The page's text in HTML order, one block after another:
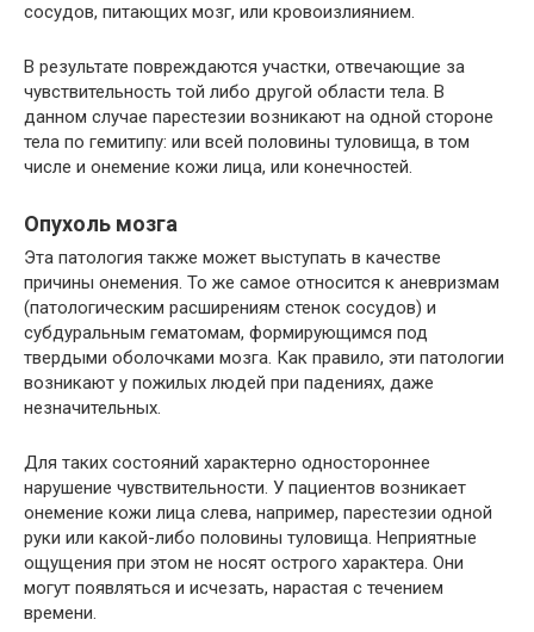
сосудов, питающих мозг, или кровоизлиянием.
В результате повреждаются участки, отвечающие за
чувствительность той либо другой области тела. В
данном случае парестезии возникают на одной стороне
тела по гемитипу: или всей половины туловища, в том
числе и онемение кожи лица, или конечностей.
Опухоль мозга
Эта патология также может выступать в качестве
причины онемения. То же самое относится к аневризмам
(патологическим расширениям стенок сосудов) и
субдуральным гематомам, формирующимся под
твердыми оболочками мозга. Как правило, эти патологии
возникают у пожилых людей при падениях, даже
незначительных.
Для таких состояний характерно одностороннее
нарушение чувствительности. У пациентов возникает
онемение кожи лица слева, например, парестезии одной
руки или какой-либо половины туловища. Неприятные
ощущения при этом не носят острого характера. Они
могут появляться и исчезать, нарастая с течением
времени.